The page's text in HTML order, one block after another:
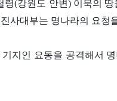
령(강원도 안변) 이북의
사대부는 명나라의 요청
지인 요동을 공격해서